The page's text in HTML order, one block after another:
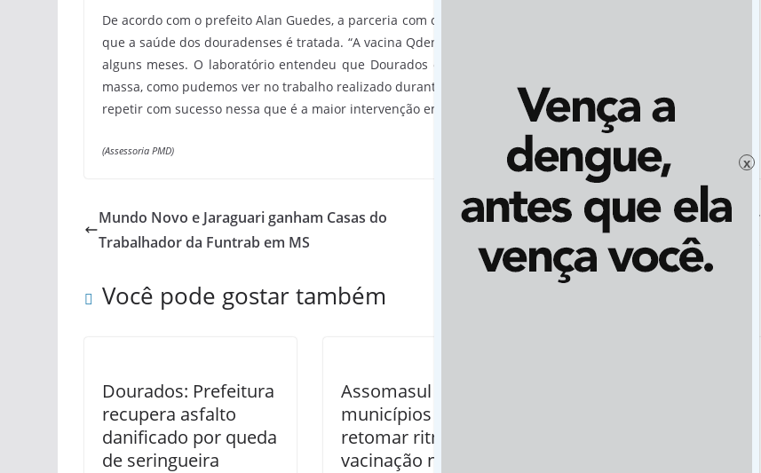
De acordo com o prefeito Alan Guedes, a parceria com o laboratório japonês é um exemplo da seriedade com
que a saúde dos douradenses é tratada. “A vacina Qdenga já está aprovada pela Anvisa e na rede privada há
alguns meses. O laboratório entendeu que Dourados oferece as condições necessárias para essa ação em
massa, como pudemos ver no trabalho realizado durante a vacinação contra a covid-19 que agora esperamos
repetir com sucesso nessa que é a maior intervenção em saúde coletiva do município”, completa.
(Assessoria PMD)
Mundo Novo e Jaraguari ganham Casas do
Trabalhador da Funtrab em MS
Certificação reconhece ações de MS em favor
dos migrantes
Você pode gostar também
Dourados: Prefeitura
recupera asfalto
danificado por queda
de seringueira
Assomasul convoca
municípios para
retomar ritmo de
vacinação no Estado
x